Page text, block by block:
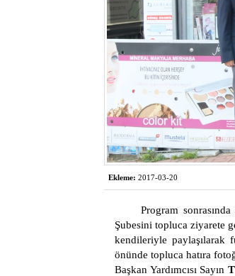
Ekleme: 2017-03-20
Program sonrasında
Şubesini topluca ziyarete
kendileriyle paylaşılarak
önünde topluca hatıra
Başkan Yardımcısı Sayın